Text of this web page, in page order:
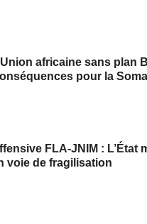
africaine sans plan
pour la
FLA-JNIM : L’État
voie de fragilisation